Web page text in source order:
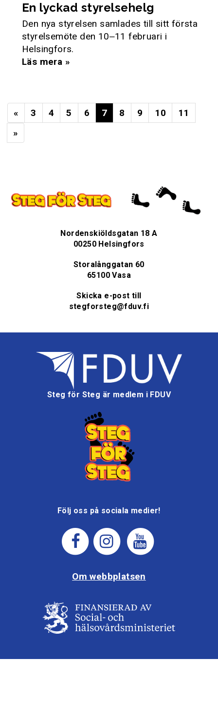
En lyckad styrelsehelg
Den nya styrelsen samlades till sitt första
styrelsemöte den 10‒11 februari i
Helsingfors.
Läs mera »
« 3 4 5 6 7 8 9 10
11
»
Nordenskiöldsgatan 18 A
00250 Helsingfors
Storalånggatan 60
65100 Vasa
Skicka e-post till
stegforsteg@fduv.fi
Steg för Steg är medlem i FDUV
Följ oss på sociala medier!
Om webbplatsen